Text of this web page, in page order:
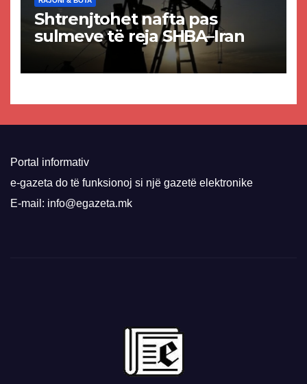
Shtrenjtohet nafta pas
sulmeve të reja SHBA–Iran
Portal informativ
e-gazeta do të funksionoj si një gazetë elektronike
E-mail: info@egazeta.mk